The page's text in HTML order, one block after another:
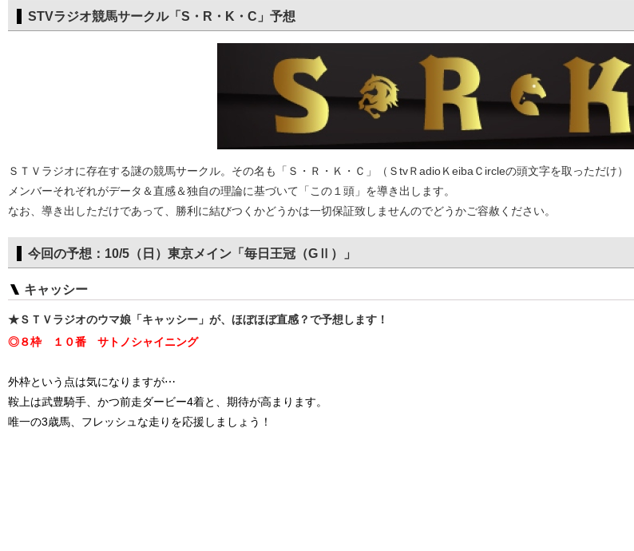
STVラジオ競馬サークル「S・R・K・C」予想
ＳＴＶラジオに存在する謎の競馬サークル。その名も「Ｓ・Ｒ・Ｋ・Ｃ」（ＳtvＲadioＫeibaＣircleの頭文字を取っただけ）
メンバーそれぞれがデータ＆直感＆独自の理論に基づいて「この１頭」を導き出します。
なお、導き出しただけであって、勝利に結びつくかどうかは一切保証致しませんのでどうかご容赦ください。
今回の予想：10/5（日）東京メイン「毎日王冠（GⅡ）」
キャッシー
★ＳＴＶラジオのウマ娘「キャッシー」が、ほぼほぼ直感？で予想します！
◎８枠 １０番 サトノシャイニング
外枠という点は気になりますが⋯
鞍上は武豊騎手、かつ前走ダービー4着と、期待が高まります。
唯一の3歳馬、フレッシュな走りを応援しましょう！